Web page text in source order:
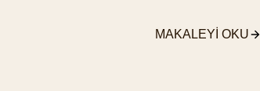
MAKALEYI OKU